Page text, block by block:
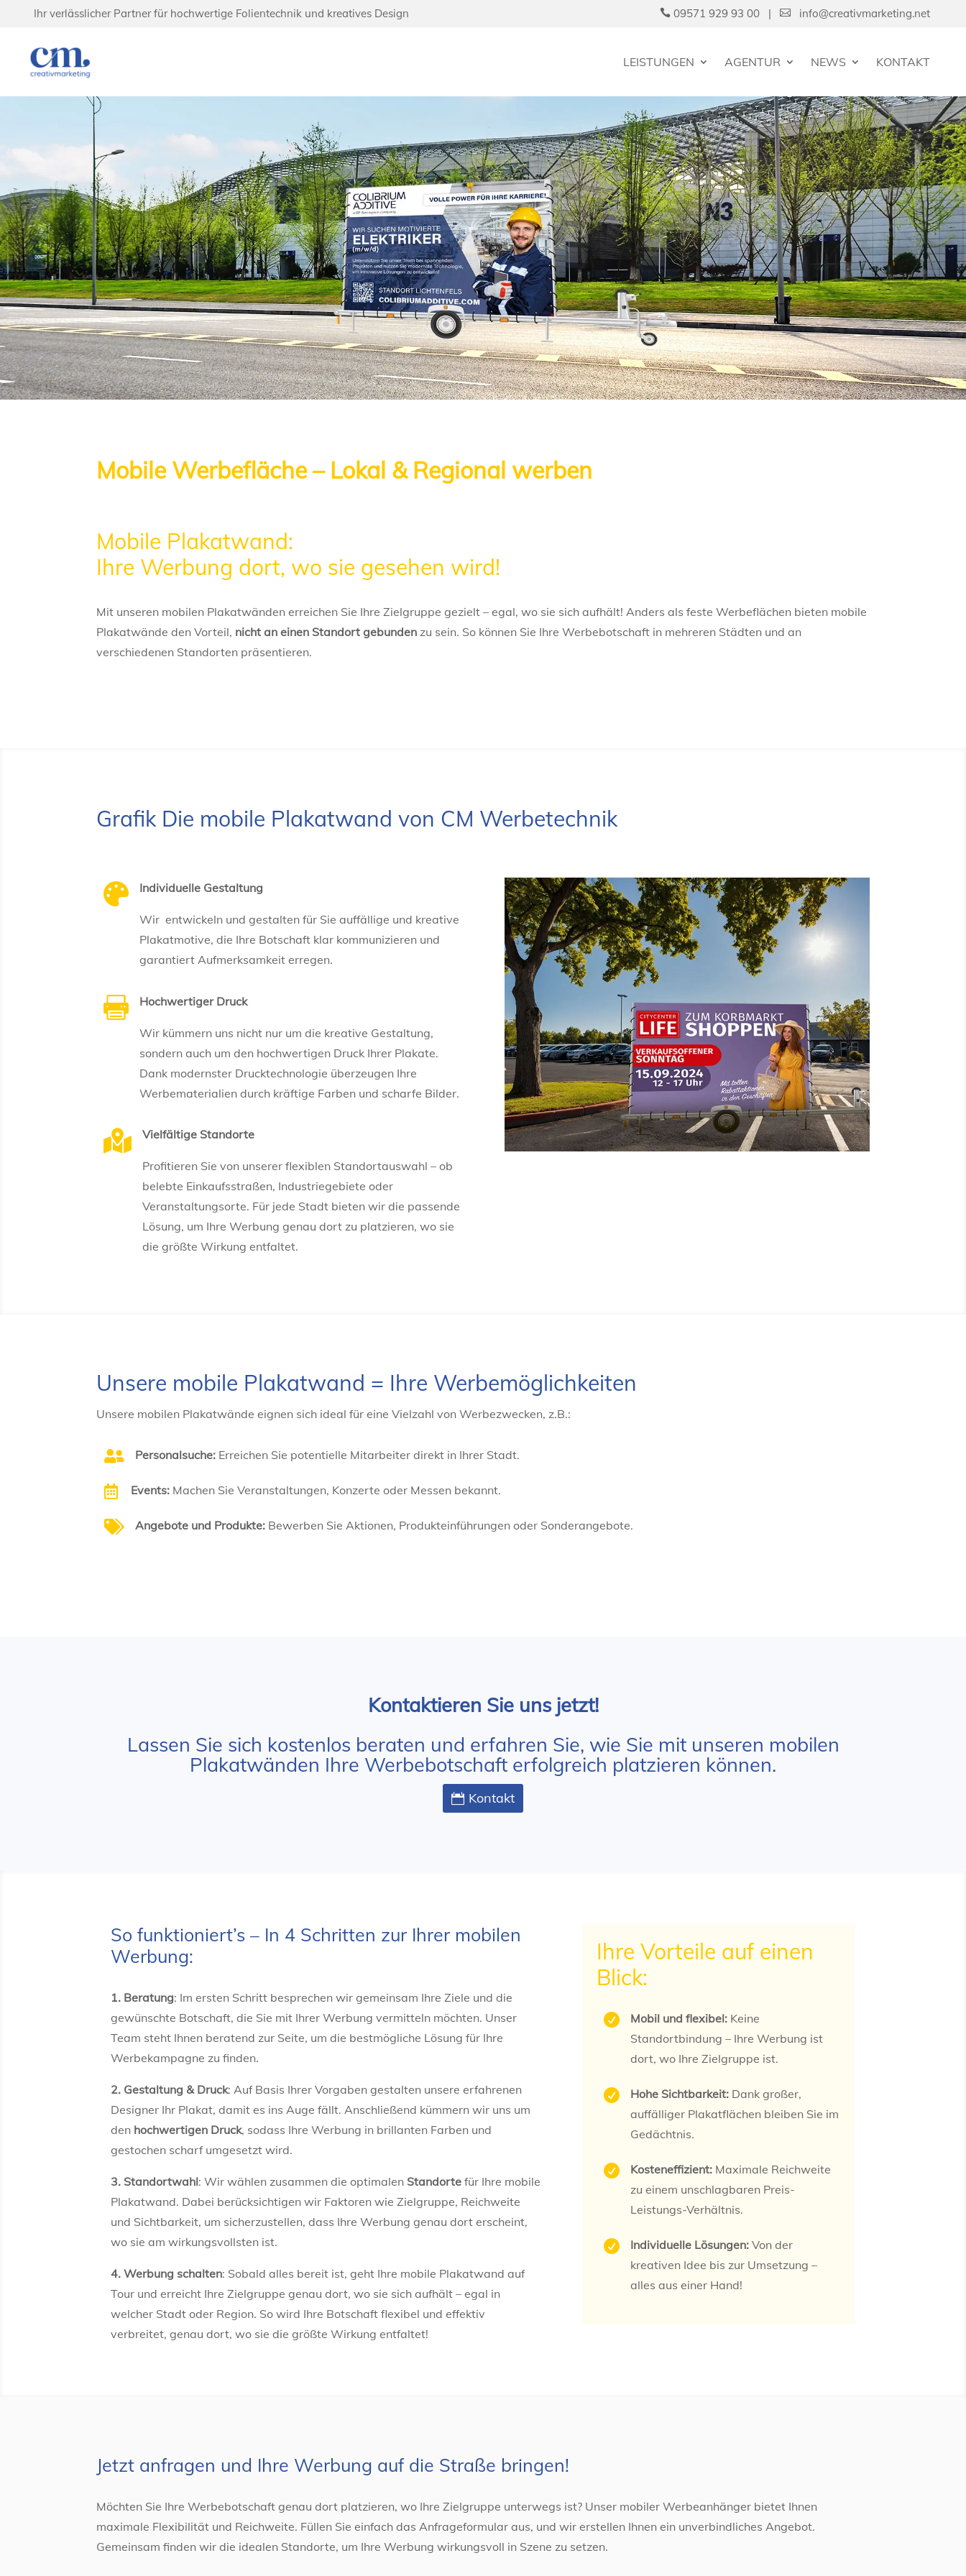
Ihr verlässlicher Partner für hochwertige Folientechnik und kreatives Design 09571 929 93 00 |  info@creativmarketing.net
LEISTUNGEN AGENTUR NEWS KONTAKT
Mobile Werbefläche – Lokal & Regional werben
Mobile Plakatwand:
Ihre Werbung dort, wo sie gesehen wird!
Mit unseren mobilen Plakatwänden erreichen Sie Ihre Zielgruppe gezielt – egal, wo sie sich aufhält! Anders als feste Werbeflächen bieten mobile
Plakatwände den Vorteil, nicht an einen Standort gebunden zu sein. So können Sie Ihre Werbebotschaft in mehreren Städten und an
verschiedenen Standorten präsentieren.
Grafik Die mobile Plakatwand von CM Werbetechnik
 Individuelle Gestaltung
Wir entwickeln und gestalten für Sie auffällige und kreative
Plakatmotive, die Ihre Botschaft klar kommunizieren und
garantiert Aufmerksamkeit erregen.
 Hochwertiger Druck
Wir kümmern uns nicht nur um die kreative Gestaltung,
sondern auch um den hochwertigen Druck Ihrer Plakate.
Dank modernster Drucktechnologie überzeugen Ihre
Werbematerialien durch kräftige Farben und scharfe Bilder.
 Vielfältige Standorte
Profitieren Sie von unserer flexiblen Standortauswahl – ob
belebte Einkaufsstraßen, Industriegebiete oder
Veranstaltungsorte. Für jede Stadt bieten wir die passende
Lösung, um Ihre Werbung genau dort zu platzieren, wo sie
die größte Wirkung entfaltet.
Unsere mobile Plakatwand = Ihre Werbemöglichkeiten
Unsere mobilen Plakatwände eignen sich ideal für eine Vielzahl von Werbezwecken, z.B.:
 Personalsuche:Erreichen Sie potentielle Mitarbeiter direkt in Ihrer Stadt.
 Events:Machen Sie Veranstaltungen, Konzerte oder Messen bekannt.
 Angebote und Produkte:Bewerben Sie Aktionen, Produkteinführungen oder Sonderangebote.
Kontaktieren Sie uns jetzt!
Lassen Sie sich kostenlos beraten und erfahren Sie, wie Sie mit unseren mobilen
Plakatwänden Ihre Werbebotschaft erfolgreich platzieren können.
Kontakt
So funktioniert’s – In 4 Schritten zur Ihrer mobilen
Werbung:
1. Beratung: Im ersten Schritt besprechen wir gemeinsam Ihre Ziele und die
gewünschte Botschaft, die Sie mit Ihrer Werbung vermitteln möchten. Unser
Team steht Ihnen beratend zur Seite, um die bestmögliche Lösung für Ihre
Werbekampagne zu finden.
2. Gestaltung & Druck: Auf Basis Ihrer Vorgaben gestalten unsere erfahrenen
Designer Ihr Plakat, damit es ins Auge fällt. Anschließend kümmern wir uns um
den hochwertigen Druck, sodass Ihre Werbung in brillanten Farben und
gestochen scharf umgesetzt wird.
3. Standortwahl: Wir wählen zusammen die optimalen Standorte für Ihre mobile
Plakatwand. Dabei berücksichtigen wir Faktoren wie Zielgruppe, Reichweite
und Sichtbarkeit, um sicherzustellen, dass Ihre Werbung genau dort erscheint,
wo sie am wirkungsvollsten ist.
4. Werbung schalten: Sobald alles bereit ist, geht Ihre mobile Plakatwand auf
Tour und erreicht Ihre Zielgruppe genau dort, wo sie sich aufhält – egal in
welcher Stadt oder Region. So wird Ihre Botschaft flexibel und effektiv
verbreitet, genau dort, wo sie die größte Wirkung entfaltet!
Ihre Vorteile auf einen
Blick:
 Mobil und flexibel: Keine
Standortbindung – Ihre Werbung ist
dort, wo Ihre Zielgruppe ist.
 Hohe Sichtbarkeit: Dank großer,
auffälliger Plakatflächen bleiben Sie im
Gedächtnis.
 Kosteneffizient: Maximale Reichweite
zu einem unschlagbaren Preis-
Leistungs-Verhältnis.
 Individuelle Lösungen: Von der
kreativen Idee bis zur Umsetzung –
alles aus einer Hand!
Jetzt anfragen und Ihre Werbung auf die Straße bringen!
Möchten Sie Ihre Werbebotschaft genau dort platzieren, wo Ihre Zielgruppe unterwegs ist? Unser mobiler Werbeanhänger bietet Ihnen
maximale Flexibilität und Reichweite. Füllen Sie einfach das Anfrageformular aus, und wir erstellen Ihnen ein unverbindliches Angebot.
Gemeinsam finden wir die idealen Standorte, um Ihre Werbung wirkungsvoll in Szene zu setzen.